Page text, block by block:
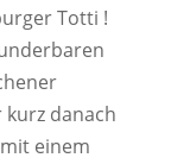
Totti !
kurz danach
einem